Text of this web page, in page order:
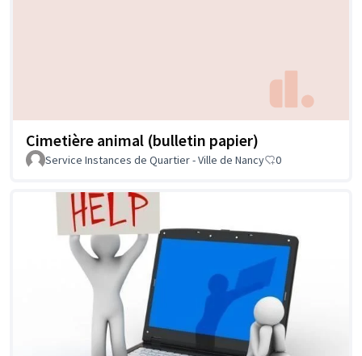
Cimetière animal (bulletin papier)
Service Instances de Quartier - Ville de Nancy 0